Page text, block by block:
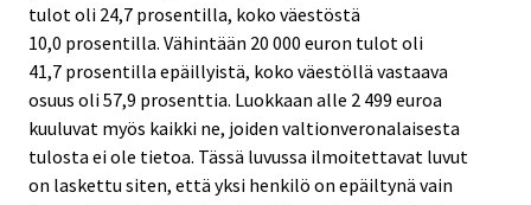
tulot oli 24,7 prosentilla, koko väestöstä
10,0 prosentilla. Vähintään 20 000 euron tulot oli
41,7 prosentilla epäillyistä, koko väestöllä vastaava
osuus oli 57,9 prosenttia. Luokkaan alle 2 499 euroa
kuuluvat myös kaikki ne, joiden valtionveronalaisesta
tulosta ei ole tietoa. Tässä luvussa ilmoitettavat luvut
on laskettu siten, että yksi henkilö on epäiltynä vain